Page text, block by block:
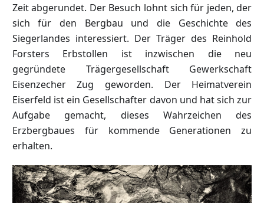
Zeit abgerundet. Der Besuch lohnt sich für jeden, der
sich für den Bergbau und die Geschichte des
Siegerlandes interessiert. Der Träger des Reinhold
Forsters Erbstollen ist inzwischen die neu
gegründete Trägergesellschaft Gewerkschaft
Eisenzecher Zug geworden. Der Heimatverein
Eiserfeld ist ein Gesellschafter davon und hat sich zur
Aufgabe gemacht, dieses Wahrzeichen des
Erzbergbaues für kommende Generationen zu
erhalten.